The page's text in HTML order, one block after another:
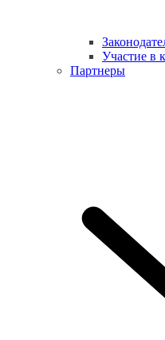
Участие в
Партнеры